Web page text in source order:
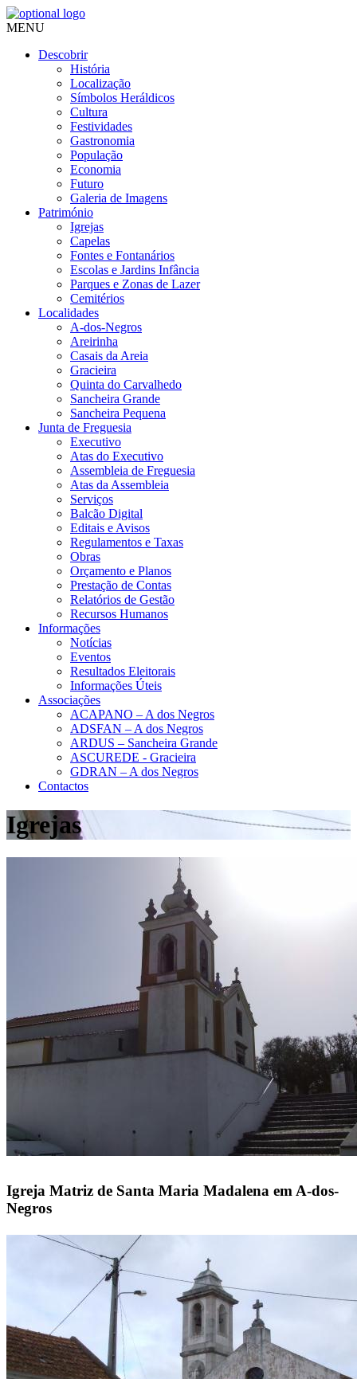
MENU
Descobrir
História
Localização
Símbolos Heráldicos
Cultura
Festividades
Gastronomia
População
Economia
Futuro
Galeria de Imagens
Património
Igrejas
Capelas
Fontes e Fontanários
Escolas e Jardins Infância
Parques e Zonas de Lazer
Cemitérios
Localidades
A-dos-Negros
Areirinha
Casais da Areia
Gracieira
Quinta do Carvalhedo
Sancheira Grande
Sancheira Pequena
Junta de Freguesia
Executivo
Atas do Executivo
Assembleia de Freguesia
Atas da Assembleia
Serviços
Balcão Digital
Editais e Avisos
Regulamentos e Taxas
Obras
Orçamento e Planos
Prestação de Contas
Relatórios de Gestão
Recursos Humanos
Informações
Notícias
Eventos
Resultados Eleitorais
Informações Úteis
Associações
ACAPANO – A dos Negros
ADSFAN – A dos Negros
ARDUS – Sancheira Grande
ASCUREDE - Gracieira
GDRAN – A dos Negros
Contactos
Igrejas
Igreja Matriz de Santa Maria Madalena em A-dos-
Negros